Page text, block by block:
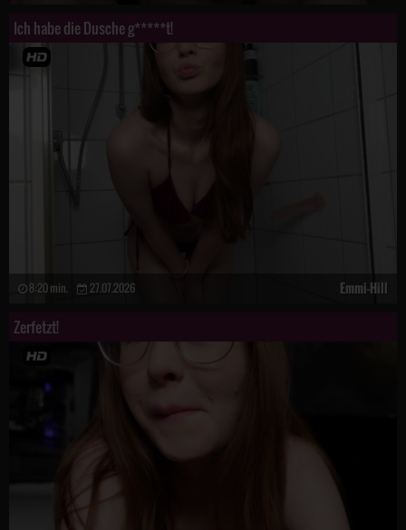
Ich habe die Dusche g*****t!
8:20 min. 27.07.2026 Emmi-Hill
Zerfetzt!